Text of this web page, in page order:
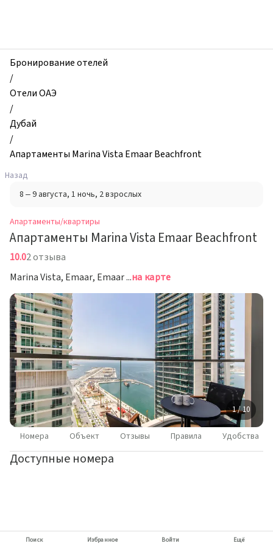
и
квартиры,
Апартаменты
Marina
Vista
Emaar
Beachfront,
Дубай,
ОАЭ
Бронирование отелей
/
Отели ОАЭ
/
Дубай
/
Апартаменты Marina Vista Emaar Beachfront
Назад
8 – 9 августа, 1 ночь, 2 взрослых
Апартаменты/квартиры
Апартаменты Marina Vista Emaar Beachfront
10.02 отзыва
Marina Vista, Emaar, Emaar Beachfront, The Palm Jumeirah, Дубайна карте
1 / 10
Номера Объект Отзывы Правила Удобства
Доступные номера
Поиск Избранное Войти Ещё